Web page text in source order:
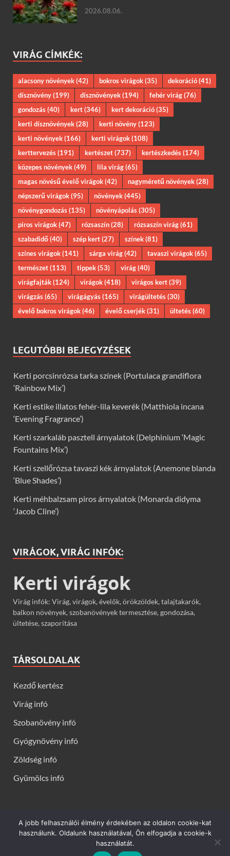
2026.08.06.
VIRÁG CÍMKÉK:
alacsony növények(42) bokros virágok(35) dekoráció(41)
dísznövény(199) dísznövények(194) fehér virág(76)
gondozás(40) kert(346) kert dekoráció(35)
kerti dísznövények(28) kerti növény(123)
kerti növények(166) kerti virágok(108)
kerttervezés(191) kertészet(737) kertészkedés(174)
közepes növények(49) lila virág(65)
magas növésű évelő virágok(42) nagyméretű növények(28)
népszerű virágok(95) növények(445)
növénygondozás(135) növényápolás(305)
piros virágok(47) rózsaszín(28) rózsaszín virág(61)
szabadidő(40) szép kert(27) színek(81)
színes virágok(141) sárga virág(42) tavaszi virágok(65)
természet(113) tippek(53) virág(40)
virágfajták(124) virágok(418) virágos kert(39)
virágzás(65) virágágyás(165) virágültetés(30)
évelő bokros virágok(46) évelő cserjék(31) ültetés(60)
LEGUTÓBBI BEJEGYZÉSEK
Kerti porcsinrózsa tarka színek (Portulaca grandiflora
‘Rainbow Mix’)
Kerti estike illatos fehér-lila keverék (Matthiola incana
‘Evening Fragrance’)
Kerti szarkaláb pasztell árnyalatok (Delphinium ‘Magic
Fountains Mix’)
Kerti szellőrózsa tavaszi kék árnyalatok (Anemone blanda
‘Blue Shades’)
Kerti méhbalzsam piros árnyalatok (Monarda didyma
‘Jacob Cline’)
VIRÁGOK, VIRÁG INFÓK:
Kerti virágok
Virág infók: Virág, virágok, évelők, örökzöldek, talajtakarók,
balkon növények, szobanövények termesztése, gondozása,
ültetése, szaporítása
TÁRSOLDALAK
Kezdő kertész
Virág infó
Szobanövény infó
Gyógynövény infó
Zöldség infó
Gyümölcs infó
Kerti virágok - Virág infók: Virág, virágok, évelők, örökzöldek,
talajtakarók, balkon növények, szobanövények termesztése,
gondozása, ültetése, szaporítása
A jobb felhasználói élmény érdekében az oldalon cookie-kat
használunk. Oldalunk használatával, Ön elfogadja a cookie-k
használatát.